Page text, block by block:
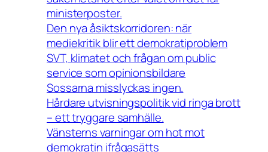
ministerposter.
Den nya åsiktskorridoren: när
mediekritik blir ett demokratiproblem
SVT, klimatet och frågan om public
service som opinionsbildare
Sossarna misslyckas ingen.
Hårdare utvisningspolitik vid ringa brott
– ett tryggare samhälle.
Vänsterns varningar om hot mot
demokratin ifrågasätts